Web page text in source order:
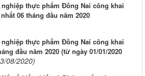
thực phẩm Đồng Nai công khai
06 tháng đầu năm 2020
thực phẩm Đồng Nai công khai
đầu năm 2020 (từ ngày 01/01/2020
08/2020)